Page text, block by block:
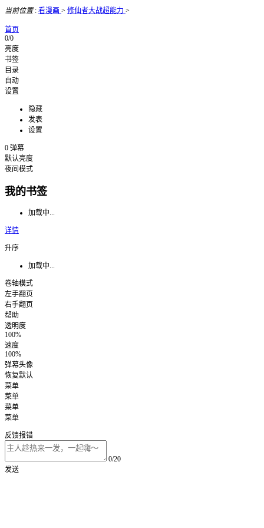
当前位置: 看漫画 > 修仙者大战超能力 >
首页
0/0
亮度
书签
目录
自动
设置
隐藏
发表
设置
0 弹幕
默认亮度
夜间模式
我的书签
加载中...
详情
升序
加载中...
卷轴模式
左手翻页
右手翻页
帮助
透明度
100%
速度
100%
弹幕头像
恢复默认
菜单
菜单
菜单
菜单
反馈报错
0/20
发送